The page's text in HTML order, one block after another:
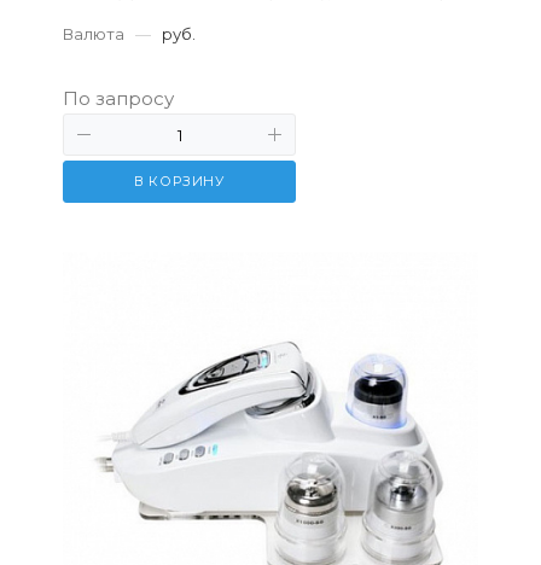
Валюта — руб.
По запросу
В КОРЗИНУ